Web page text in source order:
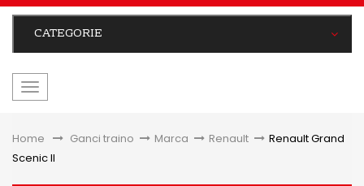
CATEGORIE
navigazione
Home &gt;Ganci traino > Marca > Renault > Renault Grand
Scenic II